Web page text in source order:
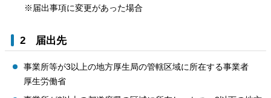
※届出事項に変更があった場合
2 届出先
事業所等が3以上の地方厚生局の管轄区域に所在する事業者
厚生労働省